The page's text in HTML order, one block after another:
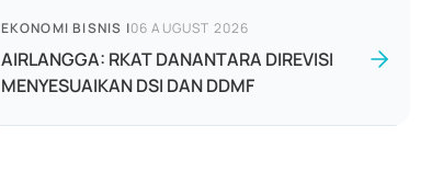
EKONOMI BISNIS |06 AUGUST 2026
AIRLANGGA: RKAT DANANTARA DIREVISI
MENYESUAIKAN DSI DAN DDMF